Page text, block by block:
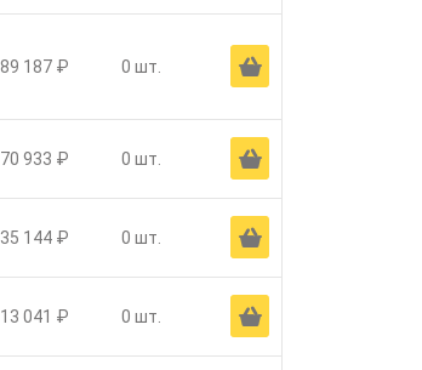
89 187 ₽ 0 шт. Ä
70 933 ₽ 0 шт. Ä
35 144 ₽ 0 шт. Ä
13 041 ₽ 0 шт. Ä